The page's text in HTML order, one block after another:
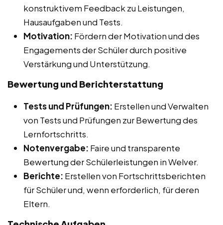
konstruktivem Feedback zu Leistungen,
Hausaufgaben und Tests.
Motivation: Fördern der Motivation und des
Engagements der Schüler durch positive
Verstärkung und Unterstützung.
Bewertung und Berichterstattung
Tests und Prüfungen: Erstellen und Verwalten
von Tests und Prüfungen zur Bewertung des
Lernfortschritts.
Notenvergabe: Faire und transparente
Bewertung der Schülerleistungen in Welver.
Berichte: Erstellen von Fortschrittsberichten
für Schüler und, wenn erforderlich, für deren
Eltern.